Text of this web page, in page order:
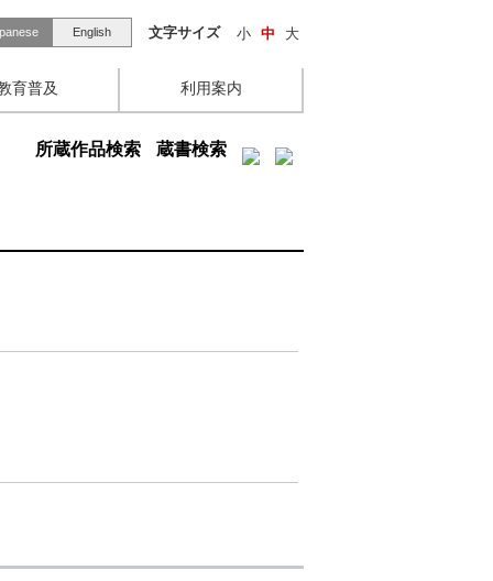
文字サイズ 小 中 大
English
育普及 利用案内
所蔵作品検索 蔵書検索